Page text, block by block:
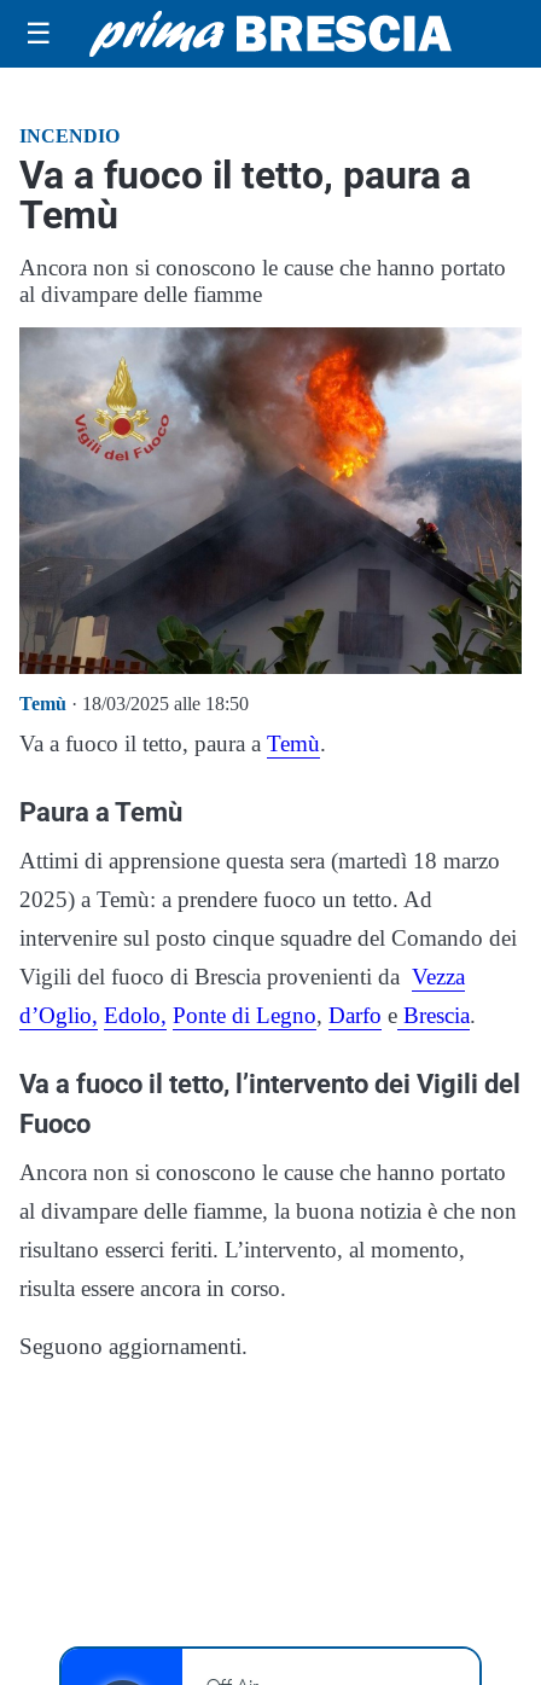
☰
INCENDIO
Va a fuoco il tetto, paura a
Temù
Ancora non si conoscono le cause che hanno portato
al divampare delle fiamme
Temù · 18/03/2025 alle 18:50
Va a fuoco il tetto, paura a Temù.
Paura a Temù
Attimi di apprensione questa sera (martedì 18 marzo
2025) a Temù: a prendere fuoco un tetto. Ad
intervenire sul posto cinque squadre del Comando dei
Vigili del fuoco di Brescia provenienti da Vezza
d’Oglio, Edolo, Ponte di Legno, Darfo e Brescia.
Va a fuoco il tetto, l’intervento dei Vigili del
Fuoco
Ancora non si conoscono le cause che hanno portato
al divampare delle fiamme, la buona notizia è che non
risultano esserci feriti. L’intervento, al momento,
risulta essere ancora in corso.
Seguono aggiornamenti.